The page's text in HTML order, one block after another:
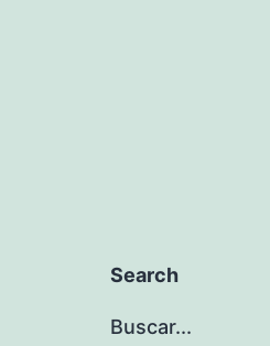
Search
Buscar...